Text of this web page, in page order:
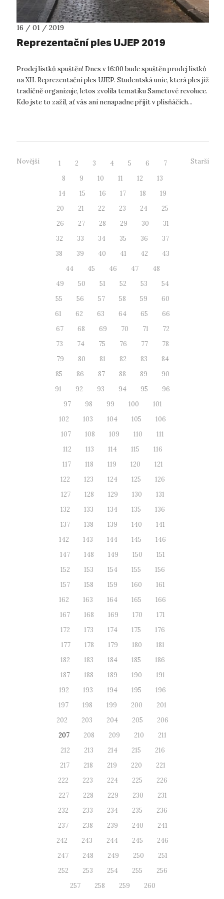
16 / 01 / 2019
Reprezentační ples UJEP 2019
Prodej lístků spuštěn! Dnes v 16:00 bude spuštěn prodej lístků
na XII. Reprezentační ples UJEP. Studentská unie, která ples již
tradičně organizuje, letos zvolila tematiku Sametové revoluce.
Kdo jste to zažil, ať vás ani nenapadne přijít v plísňáčích...
Novější 1 2 3 4 5 6
7
8
9 10 11 12
13
14
15 16 17 18
19
20
21 22 23 24
25
26
27 28 29 30
31
32
33 34 35 36
37
38
39 40 41 42
43
44
45 46 47
48
49
50 51 52 53
54
55
56 57 58 59
60
61
62 63 64 65
66
67
68 69 70 71
72
73
74 75 76 77
78
79
80 81 82 83
84
85
86 87 88 89
90
91
92 93 94 95
96
97
98 99 100
101
102
103 104 105
106
107
108 109 110
111
112
113 114 115
116
117
118 119 120
121
122
123 124 125
126
127
128 129 130
131
132
133 134 135
136
137
138 139 140
141
142
143 144 145
146
147
148 149 150
151
152
153 154 155
156
157
158 159 160
161
162
163 164 165
166
167
168 169 170
171
172
173 174 175
176
177
178 179 180
181
182
183 184 185
186
187
188 189 190
191
192
193 194 195
196
197
198 199 200
201
202
203 204 205
206
207
208 209 210
211
212
213 214 215
216
217
218 219 220
221
222
223 224 225
226
227
228 229 230
231
232
233 234 235
236
237
238 239 240
241
242
243 244 245
246
247
248 249 250
251
252
253 254 255
256
257
258 259 260
Starší